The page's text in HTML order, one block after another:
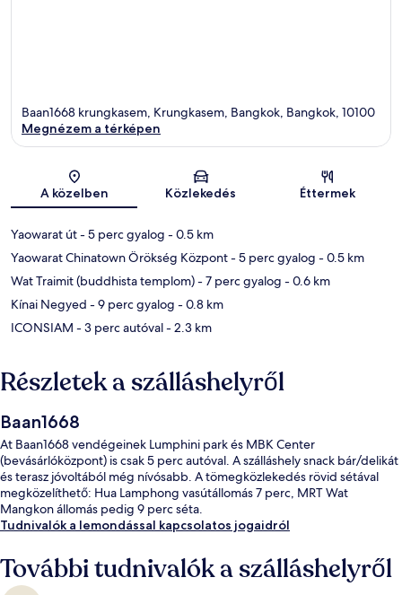
Térkép
Baan1668 krungkasem, Krungkasem, Bangkok, Bangkok, 10100
Megnézem a térképen
A közelben Közlekedés Éttermek
Yaowarat út- 5 perc gyalog - 0.5 km
Yaowarat Chinatown Örökség Központ- 5 perc gyalog - 0.5 km
Wat Traimit (buddhista templom)- 7 perc gyalog - 0.6 km
Kínai Negyed - 9 perc gyalog - 0.8 km
ICONSIAM - 3 perc autóval- 2.3 km
Részletek a szálláshelyről
Baan1668
At Baan1668 vendégeinek Lumphini park és MBK Center
(bevásárlóközpont) is csak 5 perc autóval. A szálláshely snack bár/delikát
és terasz jóvoltából még nívósabb. A tömegközlekedés rövid sétával
megközelíthető: Hua Lamphong vasútállomás 7 perc, MRT Wat
Mangkon állomás pedig 9 perc séta.
Tudnivalók a lemondással kapcsolatos jogaidról
További tudnivalók a szálláshelyről